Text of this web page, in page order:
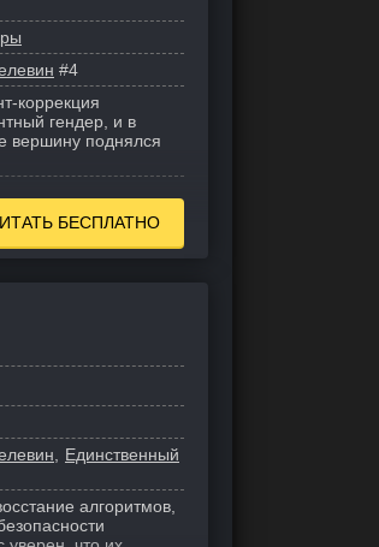
#4
коррекция
гендер, и в
вершину поднялся
БЕСПЛАТНО
Единственный
алгоритмов,